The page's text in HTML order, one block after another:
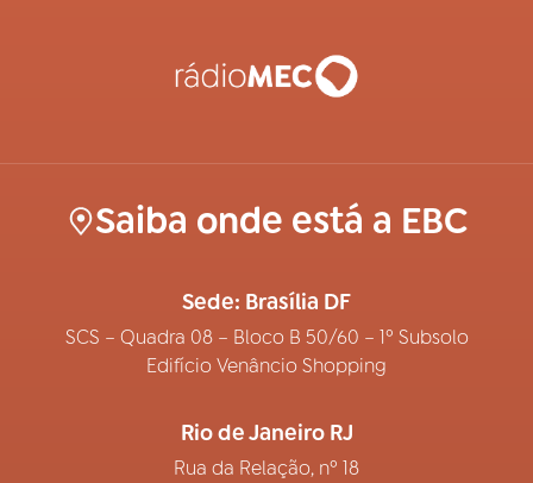
Saiba onde está a EBC
Sede: Brasília DF
SCS – Quadra 08 – Bloco B 50/60 – 1º Subsolo
Edifício Venâncio Shopping
Rio de Janeiro RJ
Rua da Relação, nº 18